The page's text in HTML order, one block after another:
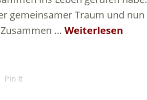
gemeinsamer Traum und
… Weiterlesen
Pin It